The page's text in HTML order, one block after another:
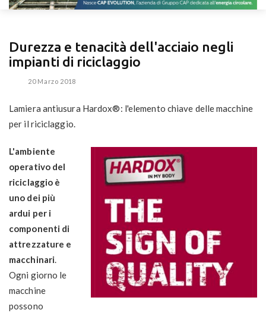
Durezza e tenacità dell'acciaio negli
impianti di riciclaggio
20 Marzo 2018
Lamiera antiusura Hardox®: l'elemento chiave delle macchine
per il riciclaggio.
L'ambiente
operativo del
riciclaggio è
uno dei più
ardui per i
componenti di
attrezzature e
macchinari.
Ogni giorno le
macchine
possono